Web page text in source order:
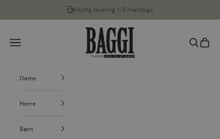
Hurtig levering 1-3 hverdage
BAGGI
Menu
Søg
Dame
Herre
Børn